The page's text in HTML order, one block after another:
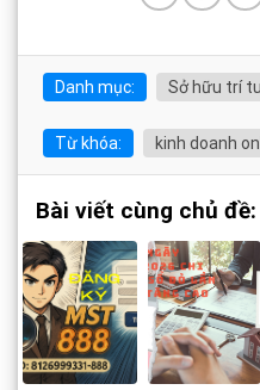
Danh mục: Sở hữu trí
Từ khóa: kinh doanh
Bài viết cùng chủ đề: